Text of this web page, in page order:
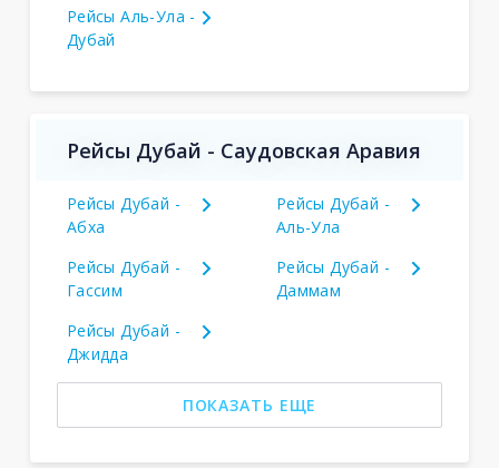
Рейсы Аль-Ула -
Дубай
Рейсы Дубай - Саудовская Аравия
Рейсы Дубай -
Абха
Рейсы Дубай -
Аль-Ула
Рейсы Дубай -
Гассим
Рейсы Дубай -
Даммам
Рейсы Дубай -
Джидда
ПОКАЗАТЬ ЕЩЕ